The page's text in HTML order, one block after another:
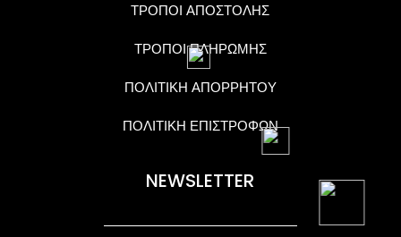
ΤΡΟΠΟΙ ΑΠΟΣΤΟΛΗΣ
ΤΡΟΠΟΙ ΠΛΗΡΩΜΗΣ
ΠΟΛΙΤΙΚΗ ΑΠΟΡΡΗΤΟΥ
ΠΟΛΙΤΙΚΗ ΕΠΙΣΤΡΟΦΩΝ
NEWSLETTER